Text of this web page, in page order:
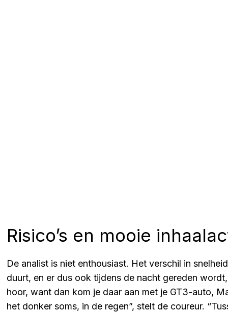
Risico’s en mooie
De analist is niet enthousiast. Het verschil in
duurt, en er dus ook tijdens de nacht gereden
hoor, want dan kom je daar aan met je GT3-auto,
het donker soms, in de regen”, stelt de coureur.